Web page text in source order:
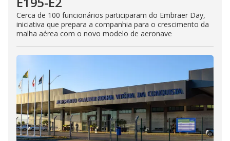
Cerca de 100 funcionários participaram do Embraer Day,
iniciativa que prepara a companhia para o crescimento da
malha aérea com o novo modelo de aeronave